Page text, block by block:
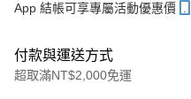
App 結帳可享專屬活動優惠價
付款與運送方式
超取滿NT$2,000免運